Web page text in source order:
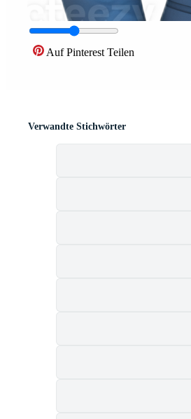
Auf Pinterest Teilen
Verwandte Stichwörter